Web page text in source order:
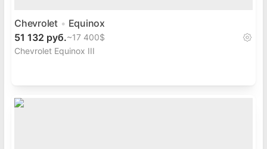
Chevrolet
Equinox
51 132 руб.~17 400$
Chevrolet Equinox III